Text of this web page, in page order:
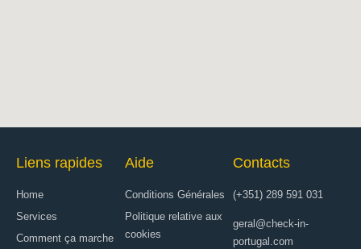
Liens rapides
Home
Services
Comment ça marche
Aide
Conditions Générales
Politique relative aux
cookies
Contacts
(+351) 289 591 031
geral@check-in-
portugal.com